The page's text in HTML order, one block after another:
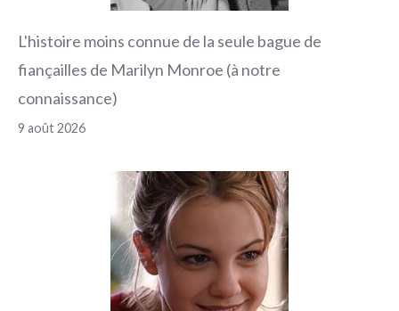
L'histoire moins connue de la seule bague de
fiançailles de Marilyn Monroe (à notre
connaissance)
9 août 2026